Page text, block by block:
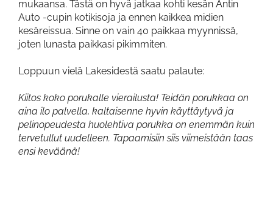
mukaansa. Tästä on hyvä jatkaa kohti kesän Antin
Auto -cupin kotikisoja ja ennen kaikkea midien
kesäreissua. Sinne on vain 40 paikkaa myynnissä,
joten lunasta paikkasi pikimmiten.
Loppuun vielä Lakesidestä saatu palaute:
Kiitos koko porukalle vierailusta! Teidän porukkaa on
aina ilo palvella, kaltaisenne hyvin käyttäytyvä ja
pelinopeudesta huolehtiva porukka on enemmän kuin
tervetullut uudelleen. Tapaamisiin siis viimeistään taas
ensi keväänä!